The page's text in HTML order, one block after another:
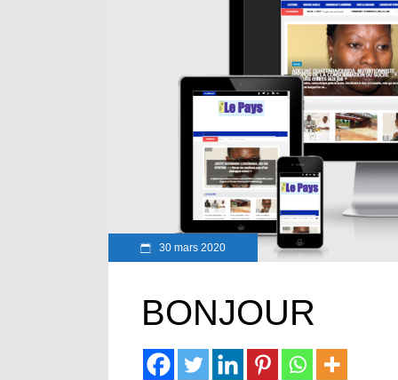
30 mars 2020
BONJOUR